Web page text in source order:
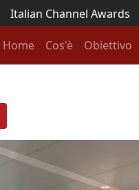
Italian Channel Awards
...
Home Cos'è Obiettivo